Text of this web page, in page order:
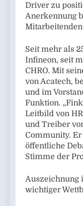
Driver zu
Anerkennung
Mitarbeitenden
Seit mehr als
Infineon, seit
CHRO. Mit
von Acatech,
und im
Funktion.
Leitbild von
und Treiber
Community.
öffentliche
Stimme der
Auszeichnung
wichtiger